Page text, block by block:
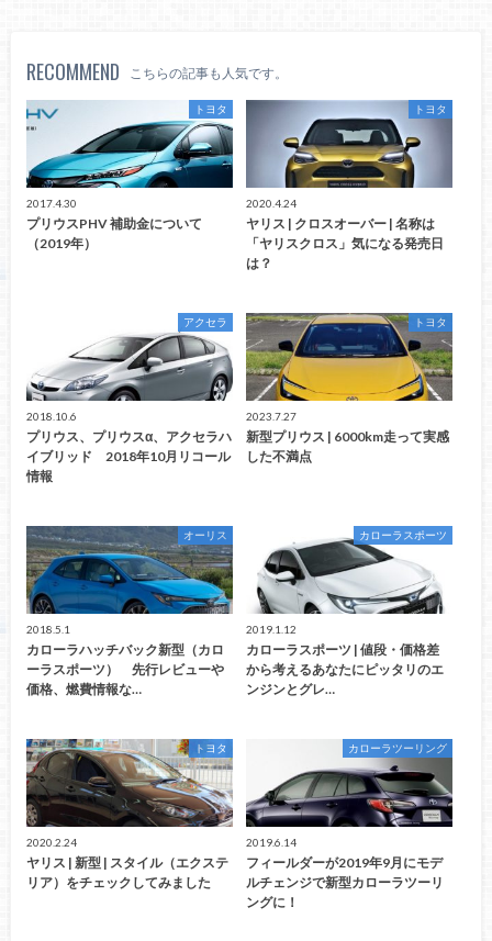
RECOMMEND こちらの記事も人気です。
トヨタ
2017.4.30
プリウスPHV 補助金について
（2019年）
トヨタ
2020.4.24
ヤリス | クロスオーバー | 名称は
「ヤリスクロス」気になる発売日
は？
アクセラ
2018.10.6
プリウス、プリウスα、アクセラハ
イブリッド 2018年10月リコール
情報
トヨタ
2023.7.27
新型プリウス | 6000km走って実感
した不満点
オーリス
2018.5.1
カローラハッチバック新型（カロ
ーラスポーツ） 先行レビューや
価格、燃費情報な…
カローラスポーツ
2019.1.12
カローラスポーツ | 値段・価格差
から考えるあなたにピッタリのエ
ンジンとグレ…
トヨタ
2020.2.24
ヤリス | 新型 | スタイル（エクステ
リア）をチェックしてみました
カローラツーリング
2019.6.14
フィールダーが2019年9月にモデ
ルチェンジで新型カローラツーリ
ングに！